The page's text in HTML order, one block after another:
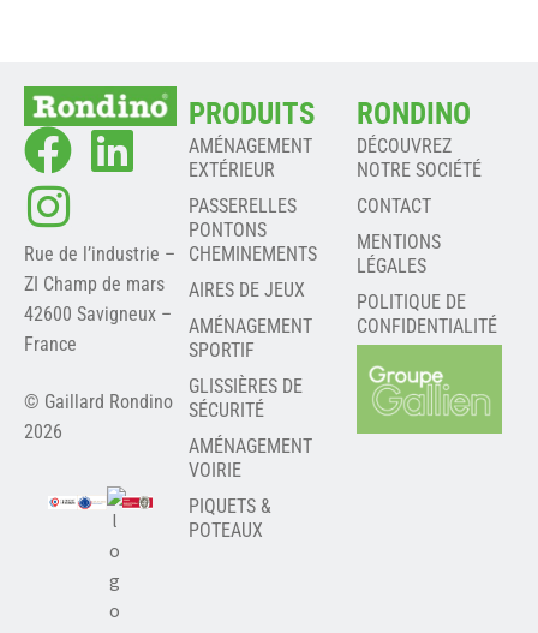
Rue de l’industrie –
ZI Champ de mars
42600 Savigneux –
France
© Gaillard Rondino
2026
PRODUITS
AMÉNAGEMENT
EXTÉRIEUR
PASSERELLES
PONTONS
CHEMINEMENTS
AIRES DE JEUX
AMÉNAGEMENT
SPORTIF
GLISSIÈRES DE
SÉCURITÉ
AMÉNAGEMENT
VOIRIE
PIQUETS &
POTEAUX
RONDINO
DÉCOUVREZ
NOTRE SOCIÉTÉ
CONTACT
MENTIONS
LÉGALES
POLITIQUE DE
CONFIDENTIALITÉ